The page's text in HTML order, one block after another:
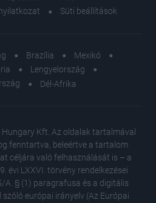
Süti beállítások
Brazília
Mexikó
Lengyelország
Dél-Afrika
Kft. Az oldalak tartalmával
fenntartva, beleértve a tartalom
céljára való felhasználását is – a
évi LXXVI. törvény rendelkezései
A. § (1) paragrafusa és a digitális
európai irányelv (Az Európai